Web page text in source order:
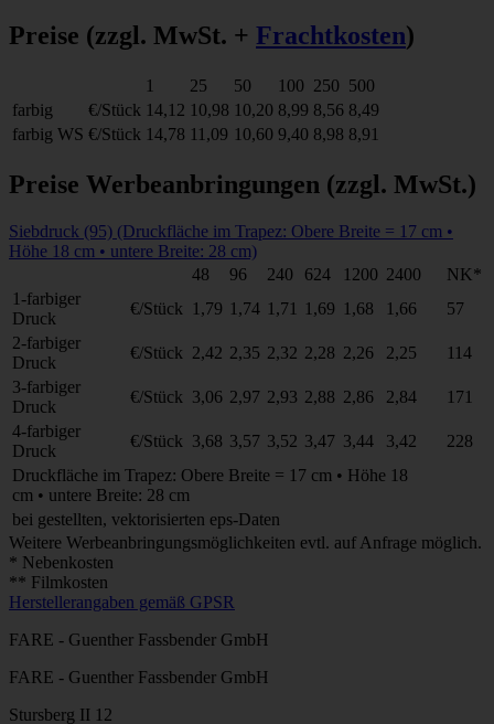
Preise (zzgl. MwSt. + Frachtkosten)
1 25 50 100 250 500
farbig
€/Stück 14,12 10,98 10,20 8,99 8,56 8,49
farbig WS €/Stück 14,78 11,09 10,60 9,40 8,98 8,91
Preise Werbeanbringungen (zzgl. MwSt.)
Siebdruck (95) (Druckfläche im Trapez: Obere Breite = 17 cm •
Höhe 18 cm • untere Breite: 28 cm)
48
96 240 624 1200 2400
NK*
1-farbiger
Druck
€/Stück 1,79 1,74 1,71 1,69 1,68 1,66
57
2-farbiger
Druck
€/Stück 2,42 2,35 2,32 2,28 2,26 2,25
114
3-farbiger
Druck
€/Stück 3,06 2,97 2,93 2,88 2,86 2,84
171
4-farbiger
Druck
€/Stück 3,68 3,57 3,52 3,47 3,44 3,42
228
Druckfläche im Trapez: Obere Breite = 17 cm • Höhe 18
cm • untere Breite: 28 cm
bei gestellten, vektorisierten eps-Daten
Weitere Werbeanbringungsmöglichkeiten evtl. auf Anfrage möglich.
* Nebenkosten
** Filmkosten
Herstellerangaben gemäß GPSR
FARE - Guenther Fassbender GmbH
FARE - Guenther Fassbender GmbH
Stursberg II 12